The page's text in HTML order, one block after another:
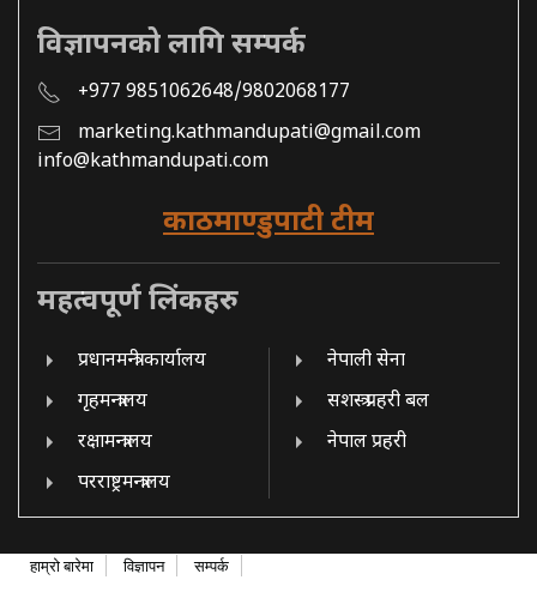
विज्ञापनको लागि सम्पर्क
+977 9851062648/9802068177
marketing.kathmandupati@gmail.com
info@kathmandupati.com
काठमाण्डुपाटी टीम
महत्वपूर्ण लिंकहरु
प्रधानमन्त्री कार्यालय
गृहमन्त्रालय
रक्षामन्त्रालय
परराष्ट्रमन्त्रालय
नेपाली सेना
सशस्त्र प्रहरी बल
नेपाल प्रहरी
हाम्रो बारेमा विज्ञापन सम्पर्क